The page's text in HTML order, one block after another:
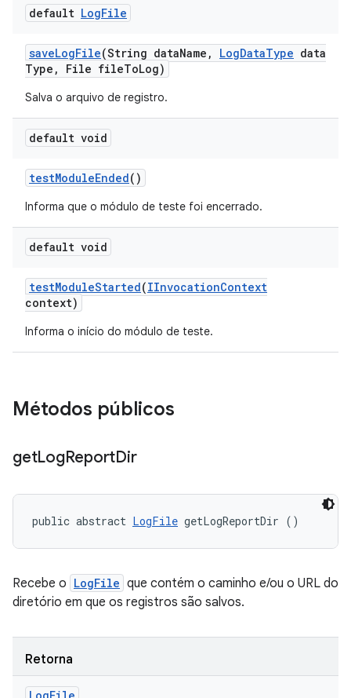
default LogFile
saveLogFile(String dataName , LogDataType data
Type , File fileToLog)
Salva o arquivo de registro.
default void
testModuleEnded()
Informa que o módulo de teste foi encerrado.
default void
testModuleStarted(IInvocationContext
context)
Informa o início do módulo de teste.
Métodos públicos
getLogReportDir
public abstract LogFile getLogReportDir ()
Recebe o LogFile que contém o caminho e/ou o URL do
diretório em que os registros são salvos.
Retorna